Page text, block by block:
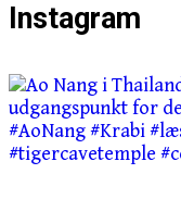
Instagram